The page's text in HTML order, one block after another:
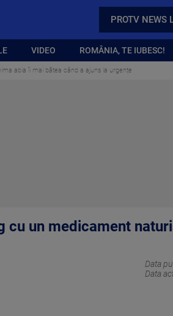
PROTV NEWS
VIDEO ROMÂNIA, TE IUBESC!
abia îi mai bătea când a ajuns la urgențe
cu un medicament
Data
Data